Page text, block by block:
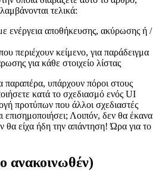
μοτίβα κατά το σχεδιασμό της
οποία διαβάζετε αυτό το άρθρο,
τελικά:
ενέργεια αποθήκευσης, ακύρωσης ή /
περιέχουν κείμενο, για παράδειγμα
για κάθε στοιχείο λίστας
παραπέρα, υπάρχουν πόροι στους
κατά το σχεδιασμό ενός UI
προτύπων που άλλοι σχεδιαστές
θα είχα ήδη την απάντηση! Ώρα για το